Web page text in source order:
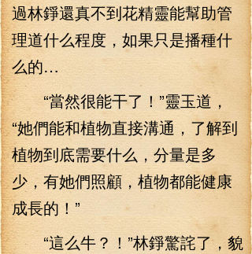
過林錚還真不到花精靈能幫助管
理道什么程度，如果只是播種什
么的…
“當然很能干了！”靈玉道，
“她們能和植物直接溝通，了解到
植物到底需要什么，分量是多
少，有她們照顧，植物都能健康
成長的！”
“這么牛？！”林錚驚詫了，貌